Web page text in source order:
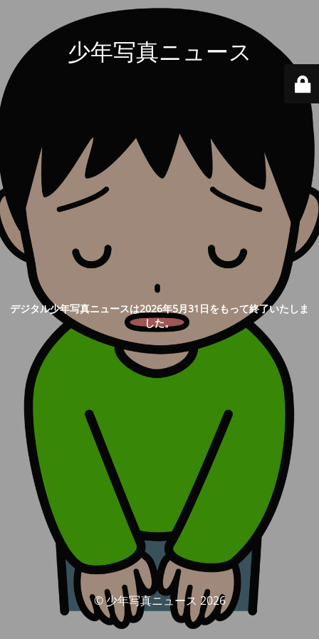
少年写真ニュース
デジタル少年写真ニュースは2026年5月31日をもって終了いたしま
した。
© 少年写真ニュース 2026